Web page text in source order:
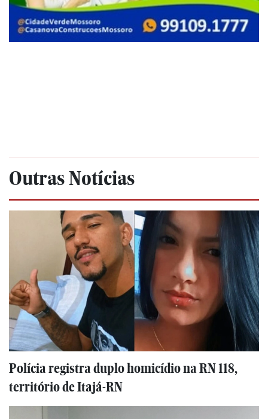
Outras Notícias
Polícia registra duplo homicídio na RN 118,
território de Itajá-RN